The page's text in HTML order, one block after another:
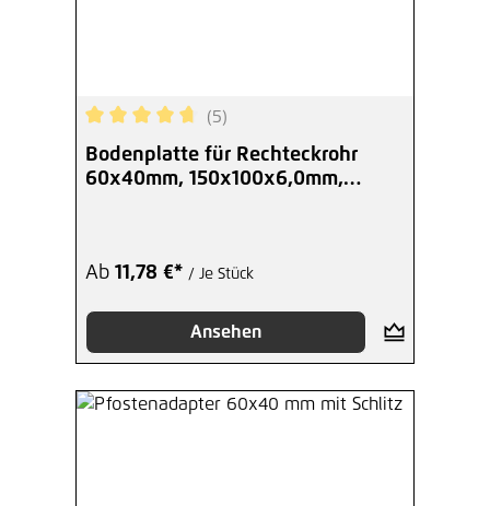
Durchschnittliche Bewertung von 4.8 von 5
(5)
Bodenplatte für Rechteckrohr
60x40mm, 150x100x6,0mm,
Ab 11,78 €* / Je Stück
Ansehen